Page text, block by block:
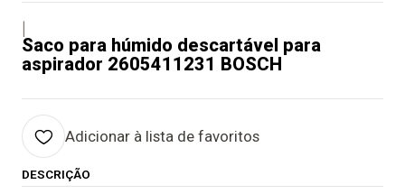
Saco para húmido descartável para
aspirador 2605411231 BOSCH
Adicionar à lista de favoritos
DESCRIÇÃO